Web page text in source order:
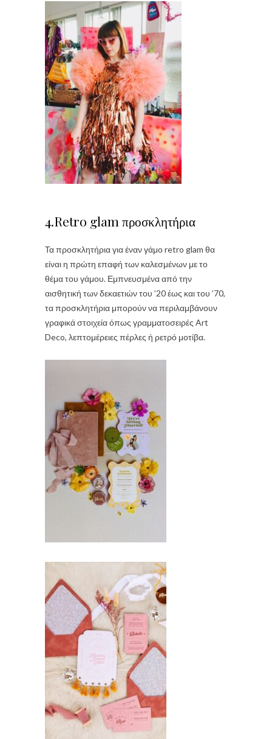
4.Retro glam προσκλητήρια
Τα προσκλητήρια για έναν γάμο retro glam θα
είναι η πρώτη επαφή των καλεσμένων με το
θέμα του γάμου. Εμπνευσμένα από την
αισθητική των δεκαετιών του ’20 έως και του ’70,
τα προσκλητήρια μπορούν να περιλαμβάνουν
γραφικά στοιχεία όπως γραμματοσειρές Art
Deco, λεπτομέρειες πέρλες ή ρετρό μοτίβα.